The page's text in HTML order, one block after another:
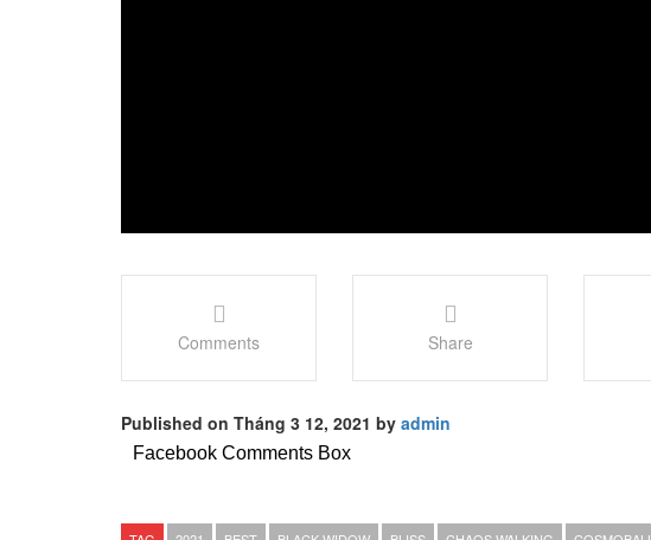
Comments Share
Published on Tháng 3 12, 2021 by admin
Facebook Comments Box